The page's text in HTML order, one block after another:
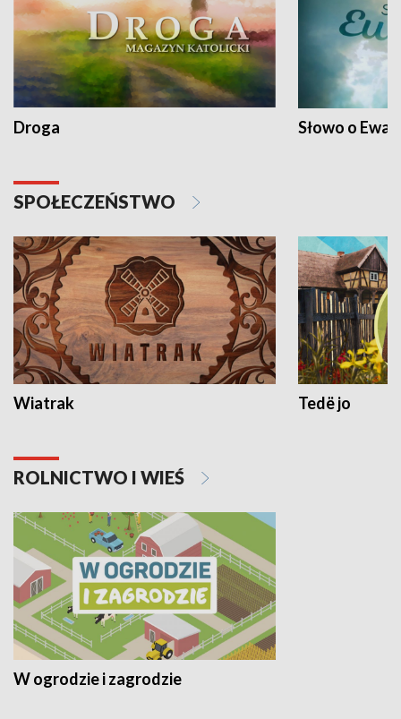
Droga Słowo o
SPOŁECZEŃSTWO
Wiatrak Tedë jo
ROLNICTWO I WIEŚ
W ogrodzie i zagrodzie